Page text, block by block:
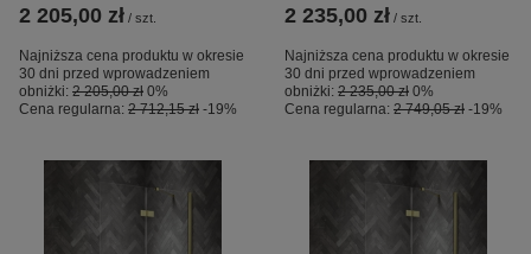
2 205,00 zł / szt.
Najniższa cena produktu w okresie
30 dni przed wprowadzeniem
obniżki: 2 205,00 zł 0%
Cena regularna: 2 712,15 zł -19%
2 235,00 zł / szt.
Najniższa cena produktu w okresie
30 dni przed wprowadzeniem
obniżki: 2 235,00 zł 0%
Cena regularna: 2 749,05 zł -19%